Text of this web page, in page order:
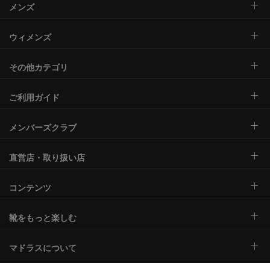
メンズ
ウィメンズ
その他カテゴリ
ご利用ガイド
メンバーズクラブ
直営店・取り扱い店
コンテンツ
靴をもっと楽しむ
マドラスについて